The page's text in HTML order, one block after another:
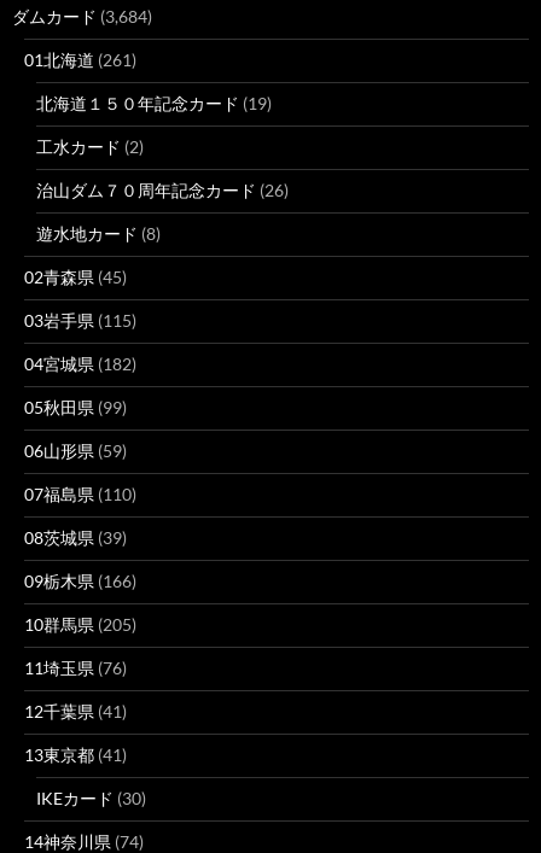
ダムカード (3,684)
01北海道 (261)
北海道１５０年記念カード (19)
工水カード (2)
治山ダム７０周年記念カード (26)
遊水地カード (8)
02青森県 (45)
03岩手県 (115)
04宮城県 (182)
05秋田県 (99)
06山形県 (59)
07福島県 (110)
08茨城県 (39)
09栃木県 (166)
10群馬県 (205)
11埼玉県 (76)
12千葉県 (41)
13東京都 (41)
IKEカード (30)
14神奈川県 (74)